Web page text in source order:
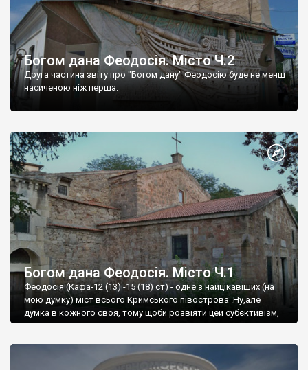
Богом дана Феодосія. Місто Ч.2
Друга частина звіту про "Богом дану" Феодосію буде не менш
насиченою ніж перша.
Богом дана Феодосія. Місто Ч.1
Феодосія (Кафа-12 (13) -15 (18) ст) - одне з найцікавіших (на
мою думку) міст всього Кримського півострова .Ну,але
думка в кожного своя, тому щоби розвіяти цей субєктивізм,
запрошую відвідати це